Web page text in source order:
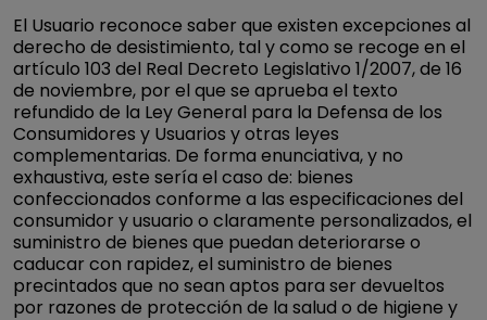
El Usuario reconoce saber que existen excepciones al
derecho de desistimiento, tal y como se recoge en el
artículo 103 del Real Decreto Legislativo 1/2007, de 16
de noviembre, por el que se aprueba el texto
refundido de la Ley General para la Defensa de los
Consumidores y Usuarios y otras leyes
complementarias. De forma enunciativa, y no
exhaustiva, este sería el caso de: bienes
confeccionados conforme a las especificaciones del
consumidor y usuario o claramente personalizados, el
suministro de bienes que puedan deteriorarse o
caducar con rapidez, el suministro de bienes
precintados que no sean aptos para ser devueltos
por razones de protección de la salud o de higiene y